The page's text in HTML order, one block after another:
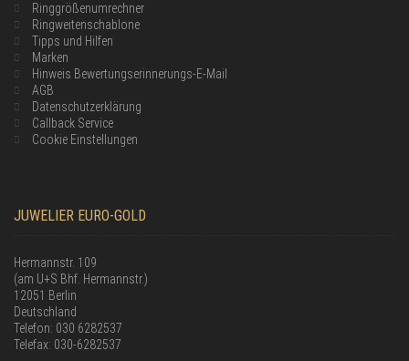
Ringgrößenumrechner
Ringweitenschablone
Tipps und Hilfen
Marken
Hinweis Bewertungserinnerungs-E-Mail
AGB
Datenschutzerklärung
Callback Service
Cookie Einstellungen
JUWELIER EURO-GOLD
Hermannstr. 109
(am U+S Bhf. Hermannstr.)
12051 Berlin
Deutschland
Telefon: 030 6282537
Telefax: 030-6282537